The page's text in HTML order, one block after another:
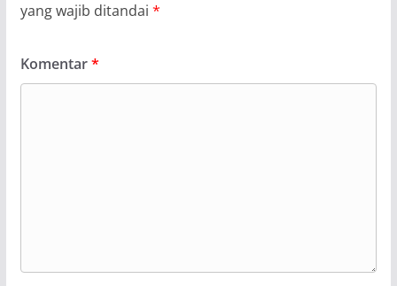
yang wajib ditandai *
Komentar*